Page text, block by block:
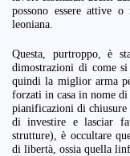
possono essere attive
leoniana.
Questa, purtroppo, è
dimostrazioni di come
quindi la miglior arma
forzati in casa in nome di
pianificazioni di
di investire e lasciar
strutture), è occultare
di libertà, ossia quella